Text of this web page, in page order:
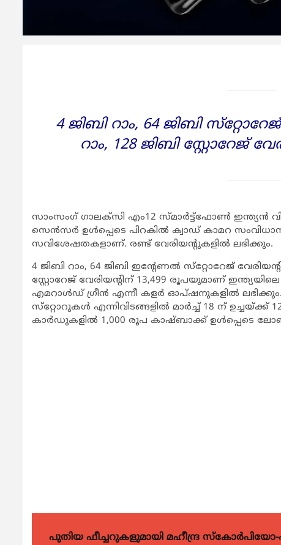
4 ജിബി റാം, 64 ജിബി
റാം, 128 ജിബി സ്റ്റോറേജ്
സാംസംഗ് ഗാലക്‌സി എം12 സ്മാര്‍ട്ട്‌ഫോണ്‍ ഇന്ത്യന്‍
സെന്‍സര്‍ ഉള്‍പ്പെടെ പിറകില്‍ ക്വാഡ് കാമറ
സവിശേഷതകളാണ്. രണ്ട് വേരിയന്റുകളില്‍ ലഭിക്കും.
4 ജിബി റാം, 64 ജിബി ഇന്റേണല്‍ സ്‌റ്റോറേജ്
സ്റ്റോറേജ് വേരിയന്റിന് 13,499 രൂപയുമാണ്
എമറാള്‍ഡ് ഗ്രീന്‍ എന്നീ കളര്‍ ഓപ്ഷനുകളില്‍
സ്‌റ്റോറുകള്‍ എന്നിവിടങ്ങളില്‍ മാര്‍ച്ച് 18 ന്
കാര്‍ഡുകളില്‍ 1,000 രൂപ കാഷ്ബാക്ക് ഉള്‍പ്പെടെ
പുതിയ ഫീച്ചറുകളുമായി മഹീന്ദ്ര